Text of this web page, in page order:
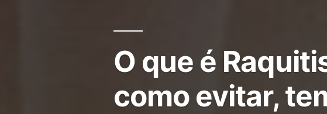
O que é
como evitar,